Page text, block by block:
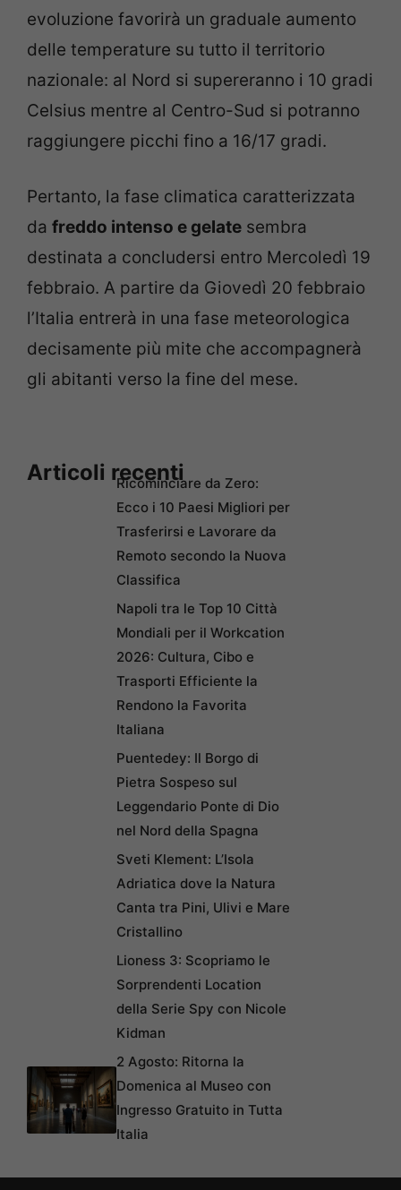
evoluzione favorirà un graduale aumento
delle temperature su tutto il territorio
nazionale: al Nord si supereranno i 10 gradi
Celsius mentre al Centro-Sud si potranno
raggiungere picchi fino a 16/17 gradi.
Pertanto, la fase climatica caratterizzata
da freddo intenso e gelate sembra
destinata a concludersi entro Mercoledì 19
febbraio. A partire da Giovedì 20 febbraio
l’Italia entrerà in una fase meteorologica
decisamente più mite che accompagnerà
gli abitanti verso la fine del mese.
Articoli recentiRicominciare da Zero:
Ecco i 10 Paesi Migliori per
Trasferirsi e Lavorare da
Remoto secondo la Nuova
Classifica
Napoli tra le Top 10 Città
Mondiali per il Workcation
2026: Cultura, Cibo e
Trasporti Efficiente la
Rendono la Favorita
Italiana
Puentedey: Il Borgo di
Pietra Sospeso sul
Leggendario Ponte di Dio
nel Nord della Spagna
Sveti Klement: L’Isola
Adriatica dove la Natura
Canta tra Pini, Ulivi e Mare
Cristallino
Lioness 3: Scopriamo le
Sorprendenti Location
della Serie Spy con Nicole
Kidman
2 Agosto: Ritorna la
Domenica al Museo con
Ingresso Gratuito in Tutta
Italia